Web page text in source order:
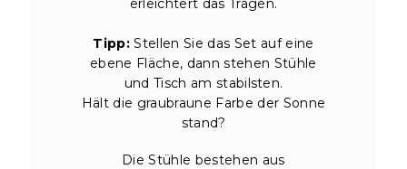
erleichtert das Tragen.
Tipp: Stellen Sie das Set auf eine
ebene Fläche, dann stehen Stühle
und Tisch am stabilsten.
Hält die graubraune Farbe der Sonne
stand?
Die Stühle bestehen aus